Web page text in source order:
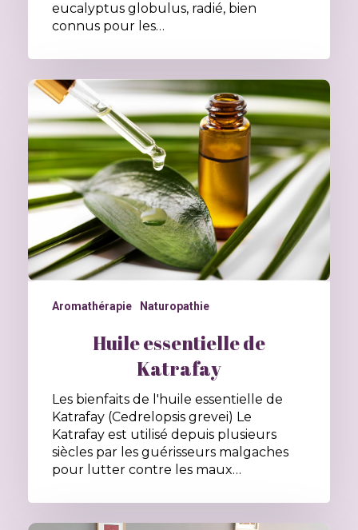
eucalyptus globulus, radié, bien
connus pour les…
Aromathérapie Naturopathie
Huile essentielle de
Katrafay
Les bienfaits de l'huile essentielle de
Katrafay (Cedrelopsis grevei) Le
Katrafay est utilisé depuis plusieurs
siècles par les guérisseurs malgaches
pour lutter contre les maux…